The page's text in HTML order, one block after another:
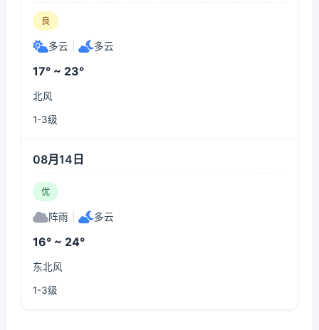
良
多云 多云
17° ~ 23°
北风
1-3级
08月14日
优
阵雨 多云
16° ~ 24°
东北风
1-3级